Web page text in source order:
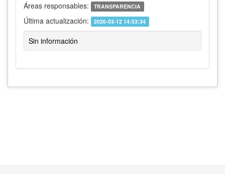
Áreas responsables: TRANSPARENCIA
Última actualización: 2026-03-12 14:53:34
Sin información